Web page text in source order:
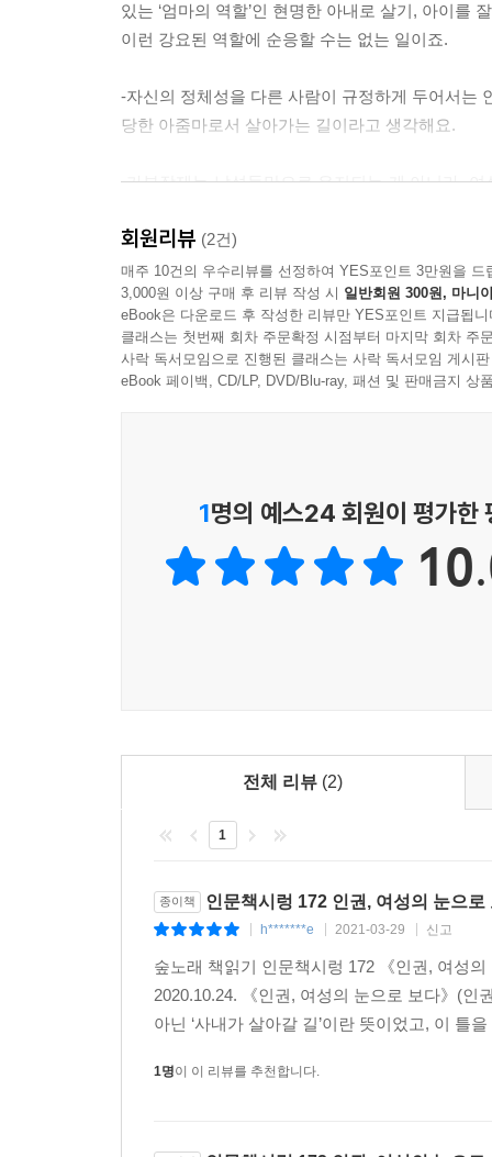
있는 ‘엄마의 역할’인 현명한 아내로 살기, 아이를
이런 강요된 역할에 순응할 수는 없는 일이죠.
-자신의 정체성을 다른 사람이 규정하게 두어서는
당한 아줌마로서 살아가는 길이라고 생각해요.
-가부장제는 남성들만으로 유지되는 게 아니라,
제라는 체제에 순응하도록 만듭니다.
-페미니즘은 그동안 당연하게 생각했던 것들, 가
살아왔던 그 평온한 가족 서사에 질문을 던집니다.
-남성은 한국적 가부장 사회에서 주로 갑의 지위
-군대에서도 인권교육을 활발하게 진행해야 합
다. 이상한 군대 문화, 남성 우월주의 문화, 가부
회원리뷰 (2건)
매주 10건의 우수리뷰를 선정하여 YES포인트 3만원을 드
3,000원 이상 구매 후 리뷰 작성 시 일반회원 300원, 마니
eBook은 다운로드 후 작성한 리뷰만 YES포인트 지급됩니
클래스는 첫번째 회차 주문확정 시점부터 마지막 회차 주
사락 독서모임으로 진행된 클래스는 사락 독서모임 게시
eBook 페이백, CD/LP, DVD/Blu-ray, 패션 및 판매금지 상
1명의 예스24 회원이 평가한
전체 리뷰 (2)
1
종이책 인문책시렁 172 인권, 여성의 눈으로
h*******e 2021-03-29 신고
숲노래 책읽기 인문책시렁 172 《인권, 여성
2020.10.24. 《인권, 여성의 눈으로 보다》(인
아닌 ‘사내가 살아갈 길’이란 뜻이었고, 이 틀
1명이 이 리뷰를 추천합니다.